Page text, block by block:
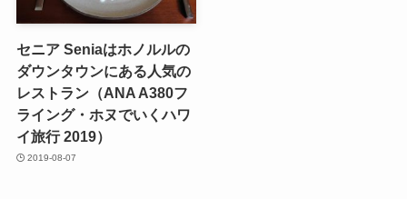
セニア Seniaはホノルルの
ダウンタウンにある人気の
レストラン（ANA A380フ
ライング・ホヌでいくハワ
イ旅行 2019）
2019-08-07